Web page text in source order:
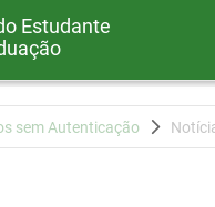
Estudante
sem Autenticação